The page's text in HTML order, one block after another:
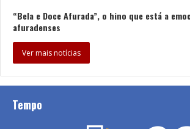
“Bela e Doce Afurada”, o hino que está a
afuradenses
Ver mais notícias
Tempo